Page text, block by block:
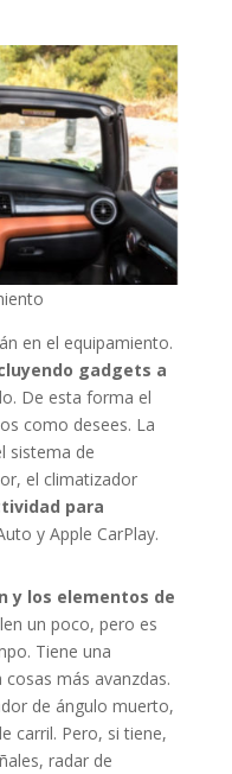
en el equipamiento.
gadgets a
De esta forma el
como desees. La
sistema de
el climatizador
para
y Apple CarPlay.
y los elementos de
un poco, pero es
Tiene una
más avanzdas.
de ángulo muerto,
carril. Pero, si tiene,
radar de